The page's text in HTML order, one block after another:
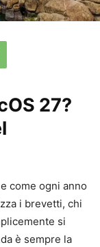
27?
come ogni anno
i brevetti, chi
si
è sempre la